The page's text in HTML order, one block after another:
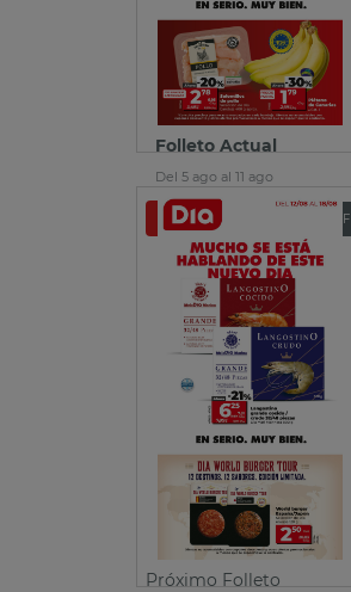
Folleto Actual
Del 5 ago al 11 ago
Ver folleto Descargar PDF
Próximo Folleto